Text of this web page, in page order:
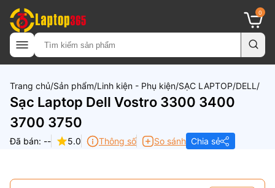
0
Trang chủ Sản phẩm Linh kiện - Phụ kiện SẠC LAPTOP DELL
Sạc Laptop Dell Vostro 3300 3400
3700 3750
Đã bán: -- 5.0 Thông số So sánh Chia sẻ